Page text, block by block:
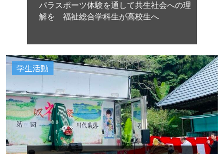
パラスポーツ体験を通して共生社会への理
解を 福祉総合学科生が高校生へ
学生活動